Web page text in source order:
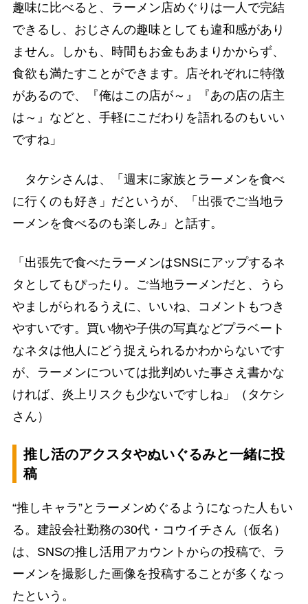
趣味に比べると、ラーメン店めぐりは一人で完結
できるし、おじさんの趣味としても違和感があり
ません。しかも、時間もお金もあまりかからず、
食欲も満たすことができます。店それぞれに特徴
があるので、『俺はこの店が～』『あの店の店主
は～』などと、手軽にこだわりを語れるのもいい
ですね」
タケシさんは、「週末に家族とラーメンを食べ
に行くのも好き」だというが、「出張でご当地ラ
ーメンを食べるのも楽しみ」と話す。
「出張先で食べたラーメンはSNSにアップするネ
タとしてもぴったり。ご当地ラーメンだと、うら
やましがられるうえに、いいね、コメントもつき
やすいです。買い物や子供の写真などプラベート
なネタは他人にどう捉えられるかわからないです
が、ラーメンについては批判めいた事さえ書かな
ければ、炎上リスクも少ないですしね」（タケシ
さん）
推し活のアクスタやぬいぐるみと一緒に投
稿
“推しキャラ”とラーメンめぐるようになった人もい
る。建設会社勤務の30代・コウイチさん（仮名）
は、SNSの推し活用アカウントからの投稿で、ラ
ーメンを撮影した画像を投稿することが多くなっ
たという。